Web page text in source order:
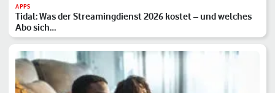
APPS
Tidal: Was der Streamingdienst 2026 kostet – und welches
Abo sich…